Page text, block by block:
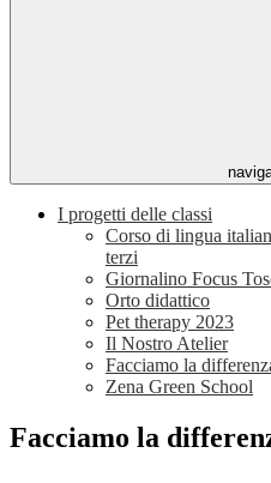
I progetti delle classi
Corso di lingua
terzi
Giornalino Focus
Orto didattico
Pet therapy 2023
Il Nostro Atelier
Facciamo la
Zena Green School
Facciamo la